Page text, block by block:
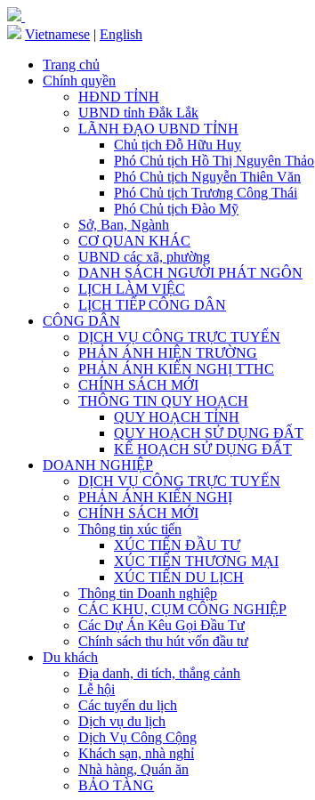
Vietnamese | English
Trang chủ
Chính quyền
HĐND TỈNH
UBND tỉnh Đắk Lắk
LÃNH ĐẠO UBND TỈNH
Chủ tịch Đỗ Hữu Huy
Phó Chủ tịch Hồ Thị Nguyên Thảo
Phó Chủ tịch Nguyễn Thiên Văn
Phó Chủ tịch Trương Công Thái
Phó Chủ tịch Đào Mỹ
Sở, Ban, Ngành
CƠ QUAN KHÁC
UBND các xã, phường
DANH SÁCH NGƯỜI PHÁT NGÔN
LỊCH LÀM VIỆC
LỊCH TIẾP CÔNG DÂN
CÔNG DÂN
DỊCH VỤ CÔNG TRỰC TUYẾN
PHẢN ÁNH HIỆN TRƯỜNG
PHẢN ÁNH KIẾN NGHỊ TTHC
CHÍNH SÁCH MỚI
THÔNG TIN QUY HOẠCH
QUY HOẠCH TỈNH
QUY HOẠCH SỬ DỤNG ĐẤT
KẾ HOẠCH SỬ DỤNG ĐẤT
DOANH NGHIỆP
DỊCH VỤ CÔNG TRỰC TUYẾN
PHẢN ÁNH KIẾN NGHỊ
CHÍNH SÁCH MỚI
Thông tin xúc tiến
XÚC TIẾN ĐẦU TƯ
XÚC TIẾN THƯƠNG MẠI
XÚC TIẾN DU LỊCH
Thông tin Doanh nghiệp
CÁC KHU, CỤM CÔNG NGHIỆP
Các Dự Án Kêu Gọi Đầu Tư
Chính sách thu hút vốn đầu tư
Du khách
Địa danh, di tích, thắng cảnh
Lễ hội
Các tuyến du lịch
Dịch vụ du lịch
Dịch Vụ Công Cộng
Khách sạn, nhà nghỉ
Nhà hàng, Quán ăn
BẢO TÀNG